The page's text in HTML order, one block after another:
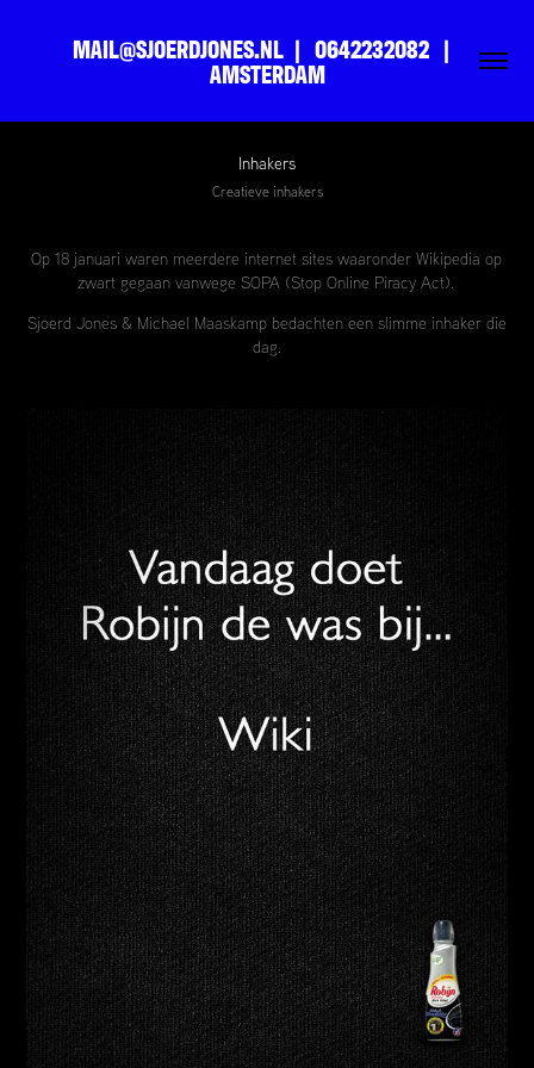
MAIL@SJOERDJONES.NL  |   0642232082   |
AMSTERDAM
Inhakers
Creatieve inhakers
Op 18 januari waren meerdere internet sites waaronder Wikipedia op
zwart gegaan vanwege SOPA (Stop Online Piracy Act).
Sjoerd Jones & Michael Maaskamp bedachten een slimme inhaker die
dag.